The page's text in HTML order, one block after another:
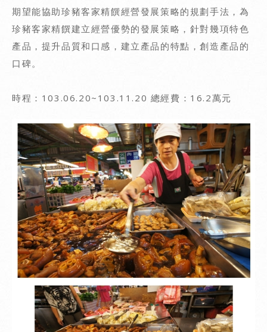
期望能協助珍豬客家精饌經營發展策略的規劃手法，為
珍豬客家精饌建立經營優勢的發展策略，針對幾項特色
產品，提升品質和口感，建立產品的特點，創造產品的
口碑。
時程：103.06.20~103.11.20 總經費：16.2萬元